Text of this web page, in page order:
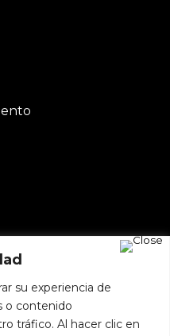
su experiencia de
o contenido
tráfico. Al hacer clic en
& ASOCIADOS
| Diseñado